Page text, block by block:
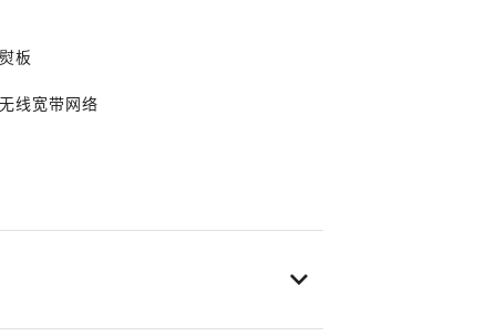
板
线宽带网络